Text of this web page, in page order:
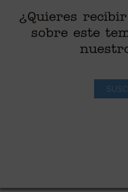
¿Quieres
sobre este